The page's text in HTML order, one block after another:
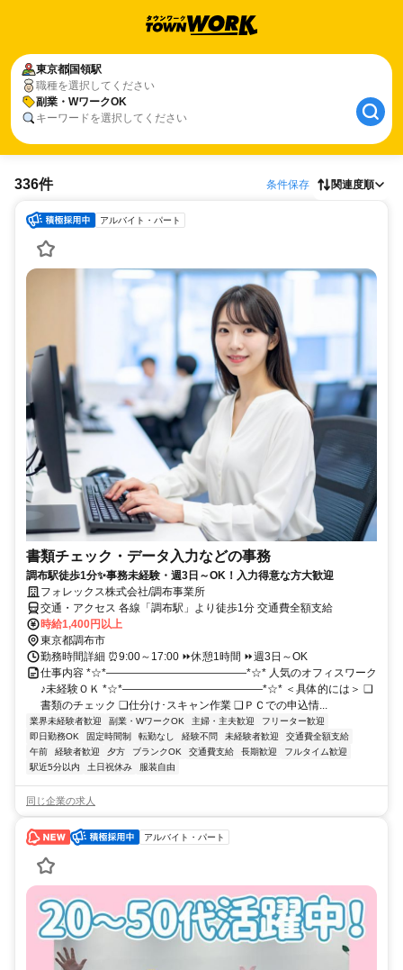
東京都 国領駅
職種を選択してください
副業・WワークOK
キーワードを選択してください
336件 条件保存 関連度順
アルバイト・パート
書類チェック・データ入力などの事務
調布駅徒歩1分✨事務未経験・週3日～OK！入力得意な方大歓迎
フォレックス株式会社/調布事業所
交通・アクセス 各線「調布駅」より徒歩1分 交通費全額支給
時給1,400円以上
東京都調布市
勤務時間詳細 ⏰9:00～17:00 ⏩休憩1時間 ⏩週3日～OK
仕事内容 *☆*―――――――――――――*☆* 人気のオフィスワーク
♪未経験ＯＫ *☆*―――――――――――――*☆* ＜具体的には＞ ❑
書類のチェック ❑仕分け･スキャン作業 ❑ＰＣでの申込情...
業界未経験者歓迎 副業・WワークOK 主婦・主夫歓迎
フリーター歓迎
即日勤務OK
固定時間制 転勤なし 経験不問 未経験者歓迎
交通費全額支給
午前
経験者歓迎 夕方 ブランクOK 交通費支給 長期歓迎
フルタイム歓迎
駅近5分以内
土日祝休み 服装自由
同じ企業の求人
アルバイト・パート